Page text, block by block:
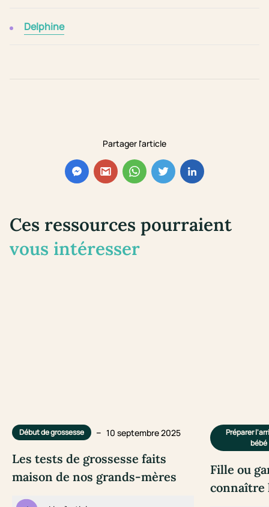
Partager l'article
Delphine
Ces ressources pourraient
vous intéresser
Début de grossesse – 10 septembre 2025
Les tests de grossesse faits
maison de nos grands-mères
Préparer
bébé
Fille ou
connaître